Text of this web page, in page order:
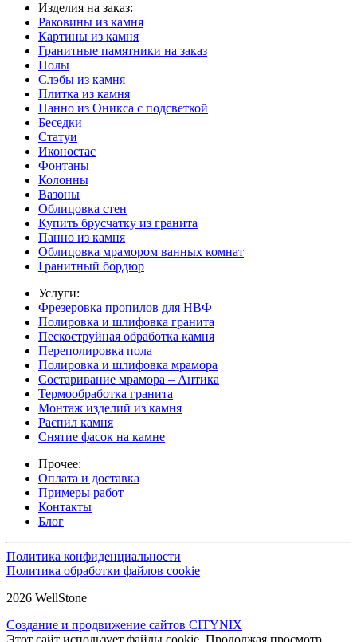
Изделия на заказ:
Раковины из камня
Картины из камня
Гранитные памятники на заказ
Полы
Слэбы из камня
Плитка из камня
Панно из Оникса с подсветкой
Беседки
Статуи
Иконостас
Фонтаны
Колонны
Вазоны
Облицовка стен
Купить брусчатку из гранита
Панно из камня
Облицовка мрамором ванных комнат
Гранитный бордюр
Услуги:
Фрезеровка пропилов для НВФ
Полировка и шлифовка гранита
Пескоструйная обработка камня
Переполировка пола
Полировка и шлифовка мрамора
Состаривание мрамора – Антика
Термообработка гранита
Монтаж изделий из камня
Распил камня
Снятие фасок на камне
Прочее:
Оплата и доставка
Примеры работ
Контакты
Блог
Политика конфиденциальности
Политика обработки файлов cookie
2026 WellStone
Создание и продвижение сайтов CITYNIX
Этот сайт использует файлы cookie. Продолжая просмотр